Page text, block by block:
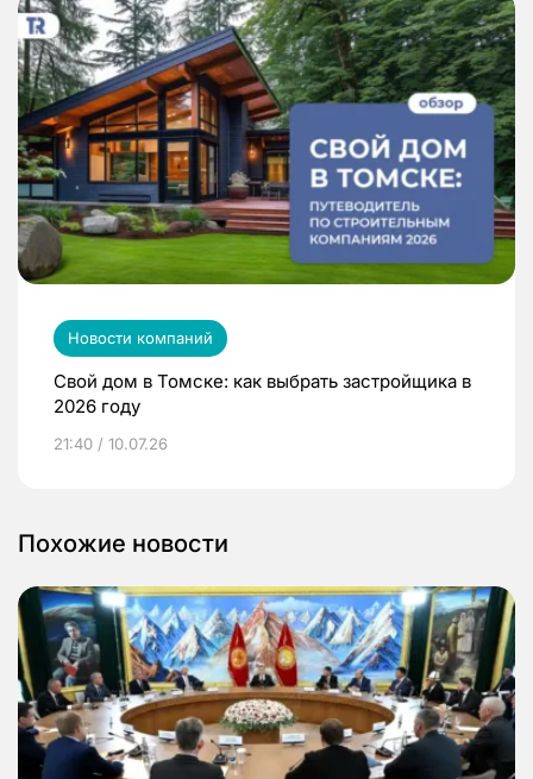
Новости компаний
Свой дом в Томске: как выбрать застройщика в
2026 году
21:40 / 10.07.26
Похожие новости